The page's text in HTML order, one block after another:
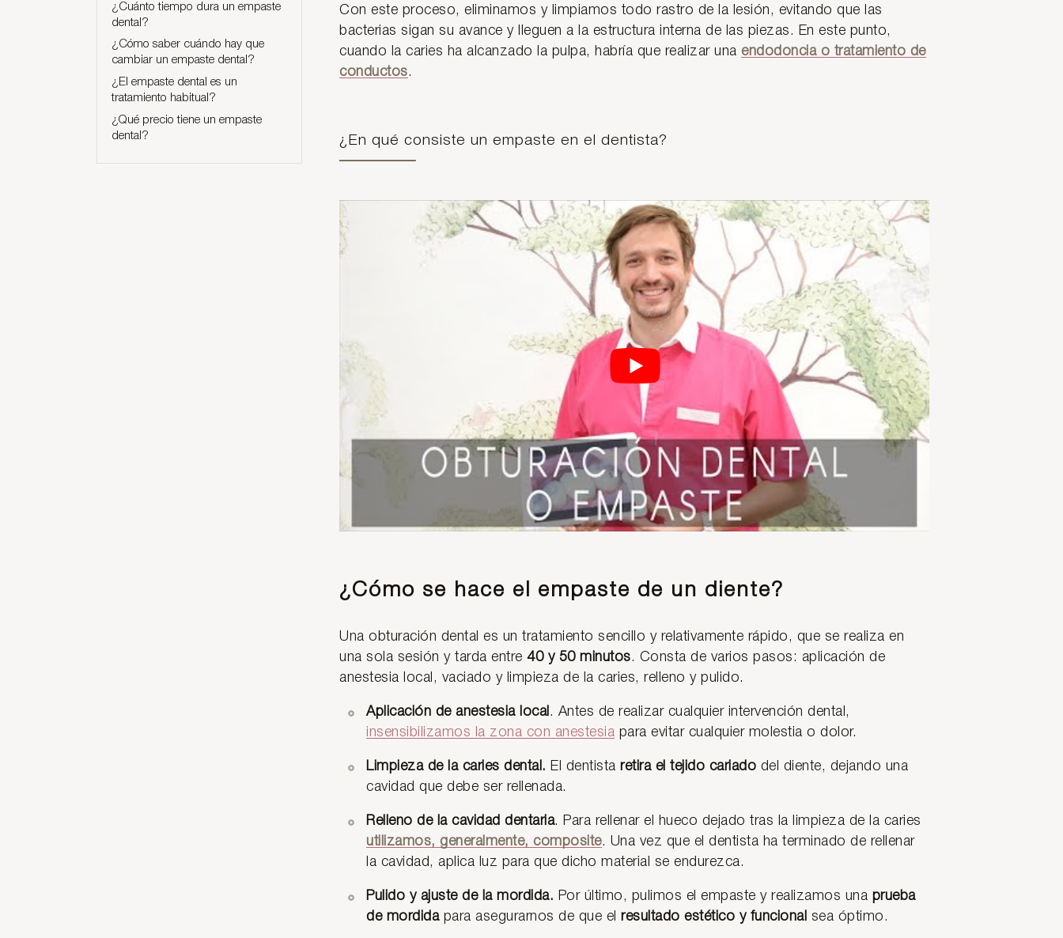
Con este proceso, eliminamos y limpiamos todo rastro de la lesión, evitando que las
bacterias sigan su avance y lleguen a la estructura interna de las piezas. En este punto,
cuando la caries ha alcanzado la pulpa, habría que realizar una endodoncia o tratamiento de
conductos.
¿En qué consiste un empaste en el dentista?
¿Cómo se hace el empaste de un diente?
Una obturación dental es un tratamiento sencillo y relativamente rápido, que se realiza en
una sola sesión y tarda entre40 y 50 minutos. Consta de varios pasos: aplicación de
anestesia local, vaciado y limpieza de la caries, relleno y pulido.
Aplicación de anestesia local . Antes de realizar cualquier intervención dental,
insensibilizamos la zona con anestesia para evitar cualquier molestia o dolor.
Limpieza de la caries dental. El dentista retira el tejido cariado del diente, dejando una
cavidad que debe ser rellenada.
Relleno de la cavidad dentaria. Para rellenar el hueco dejado tras la limpieza de la caries
utilizamos, generalmente, composite. Una vez que el dentista ha terminado de rellenar
la cavidad, aplica luz para que dicho material se endurezca.
Pulido y ajuste de la mordida. Por último, pulimos el empaste y realizamos una prueba
de mordidapara asegurarnos de que el resultado estético y funcional sea óptimo.
¿Cuánto tiempo dura un empaste
dental?
¿Cómo saber cuándo hay que
cambiar un empaste dental?
¿El empaste dental es un
tratamiento habitual?
¿Qué precio tiene un empaste
dental?